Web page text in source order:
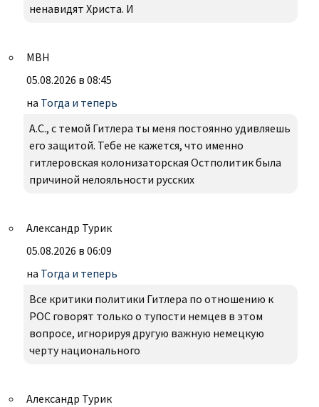
ненавидят Христа. И
МВН
05.08.2026 в 08:45
на Тогда и теперь
А.С., с темой Гитлера ты меня постоянно удивляешь
его защитой. Тебе не кажется, что именно
гитлеровская колонизаторская Остполитик была
причиной нелояльности русских
Александр Турик
05.08.2026 в 06:09
на Тогда и теперь
Все критики политики Гитлера по отношению к
РОС говорят только о тупости немцев в этом
вопросе, игнорируя другую важную немецкую
черту национального
Александр Турик